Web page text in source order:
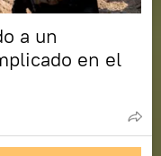
a un
en el